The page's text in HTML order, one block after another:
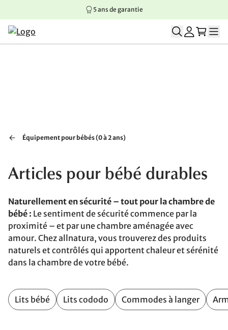
Aller au contenu principal
Aller à la navigation principale
Aller au pied de page
5 ans de garantie
Équipement pour bébés (0 à 2 ans)
Articles pour bébé durables
Naturellement en sécurité – tout pour la chambre de
bébé : Le sentiment de sécurité commence par la
proximité – et par une chambre aménagée avec
amour. Chez allnatura, vous trouverez des produits
naturels et contrôlés qui apportent chaleur et sérénité
dans la chambre de votre bébé.
Lits bébé Lits cododo Commodes à langer